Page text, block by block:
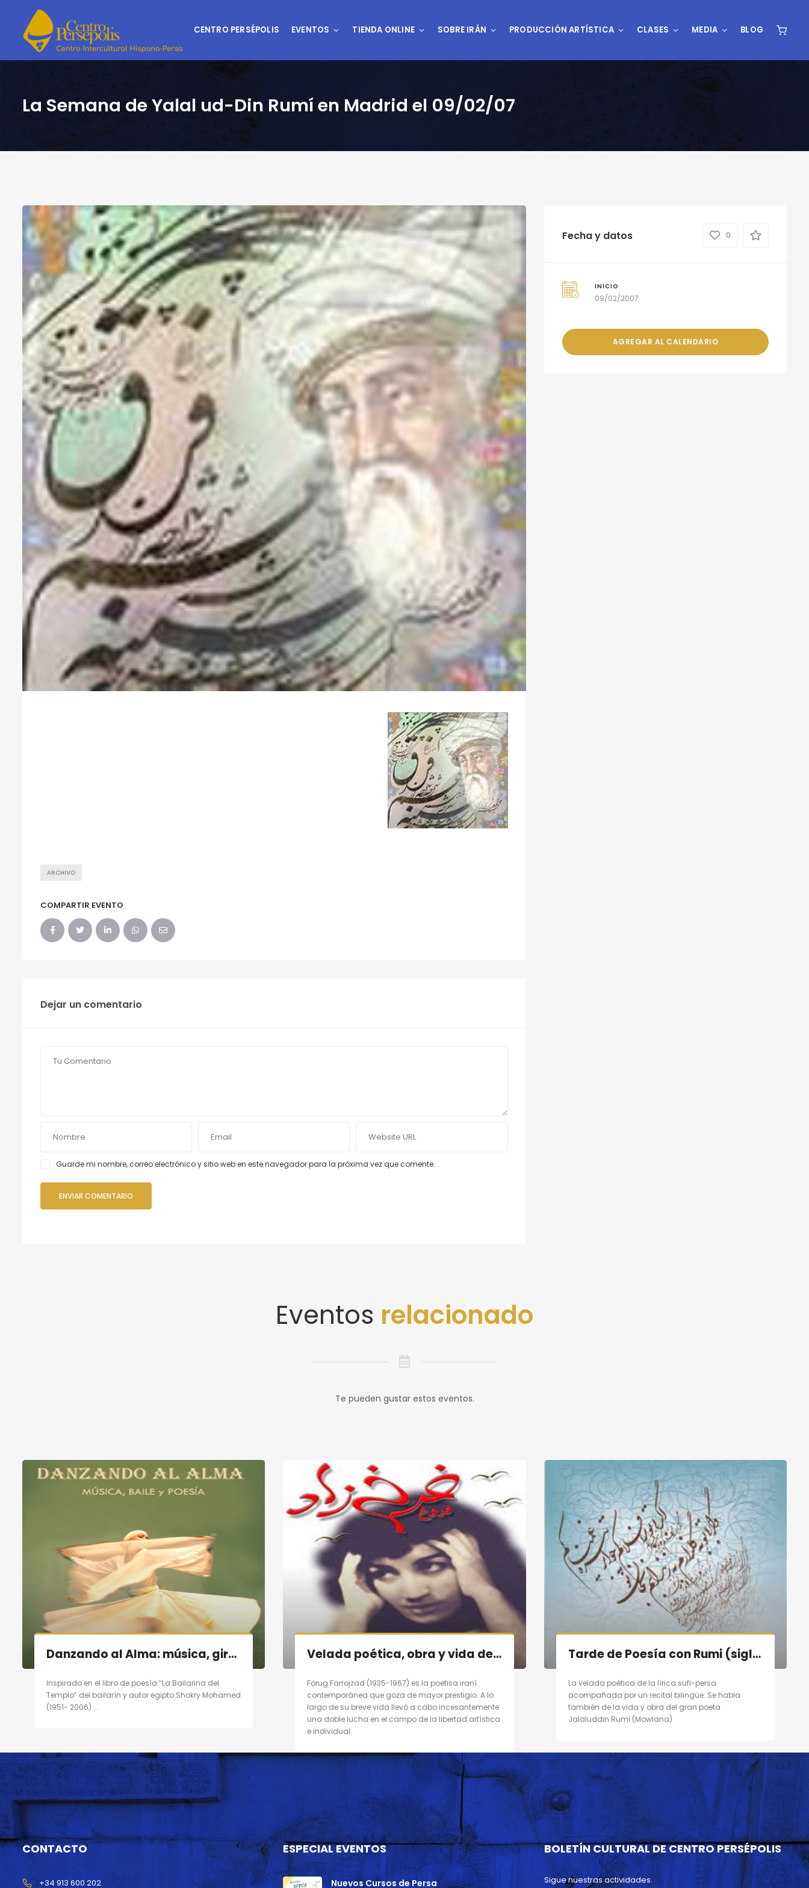
CENTRO PERSÉPOLIS EVENTOS TIENDA ONLINE SOBRE IRÁN PRODUCCIÓN ARTÍSTICA CLASES MEDIA BLOG
La Semana de Yalal ud-Din Rumí en Madrid el 09/02/07
ARCHIVO
COMPARTIR EVENTO
Dejar un comentario
Guarde mi nombre, correo electrónico y sitio web en este navegador para la próxima vez que comente.
Fecha y datos 0
INICIO
09/02/2007
AGREGAR AL CALENDARIO
Eventos relacionado
Te pueden gustar estos eventos.
Danzando al Alma: música, giro, poesía en Madrid el 19/11/11
Inspirado en el libro de poesía “La Bailarina del
Templo” del bailarín y autor egipto Shokry Mohamed
(1951- 2006) ...
Velada poética, obra y vida de poetisa contemporánea persa «Forugh Farrojzad» en Madrid el 29/10/11
Forug Farrojzad (1935-1967) es la poetisa iraní
contemporánea que goza de mayor prestigio. A lo
largo de su breve vida llevó a cabo incesantemente
una doble lucha en el campo de la libertad artística
e individual.
Tarde de Poesía con Rumi (siglo XIII) en Madrid el 10/09/11
La velada poética de la lírica sufi-persa
acompañada por un recital bilingüe. Se habla
también de la vida y obra del gran poeta
Jalaluddin Rumi (Mowlana)
CONTACTO
+34 913 600 202
ESPECIAL EVENTOS
Nuevos Cursos de Persa
BOLETÍN CULTURAL DE CENTRO PERSÉPOLIS
Sigue nuestras actividades.